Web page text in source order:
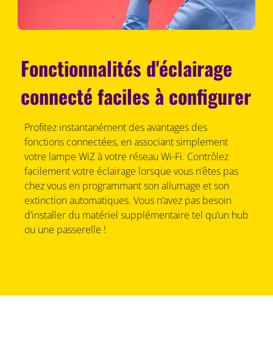
Fonctionnalités d'éclairage
connecté faciles à configurer
Profitez instantanément des avantages des
fonctions connectées, en associant simplement
votre lampe WiZ à votre réseau Wi-Fi. Contrôlez
facilement votre éclairage lorsque vous n’êtes pas
chez vous en programmant son allumage et son
extinction automatiques. Vous n’avez pas besoin
d’installer du matériel supplémentaire tel qu’un hub
ou une passerelle !